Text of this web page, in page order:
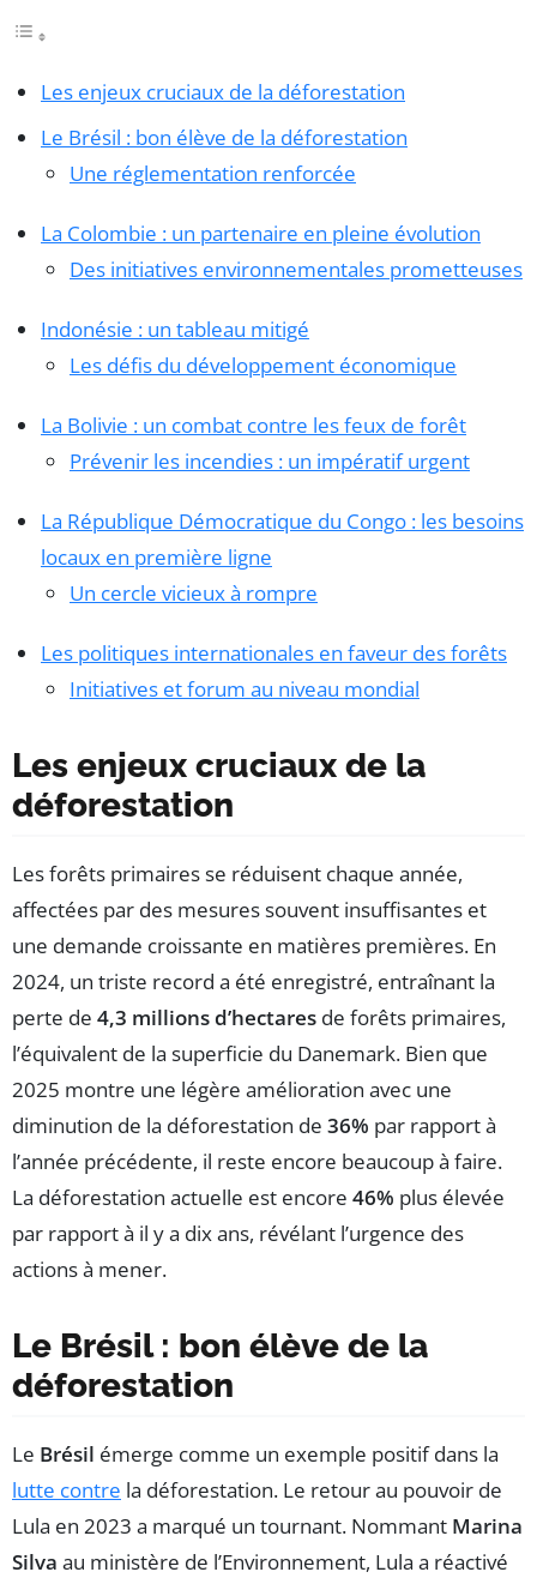
Les enjeux cruciaux de la déforestation
Le Brésil : bon élève de la déforestation
Une réglementation renforcée
La Colombie : un partenaire en pleine évolution
Des initiatives environnementales prometteuses
Indonésie : un tableau mitigé
Les défis du développement économique
La Bolivie : un combat contre les feux de forêt
Prévenir les incendies : un impératif urgent
La République Démocratique du Congo : les besoins
locaux en première ligne
Un cercle vicieux à rompre
Les politiques internationales en faveur des forêts
Initiatives et forum au niveau mondial
Les enjeux cruciaux de la
déforestation
Les forêts primaires se réduisent chaque année,
affectées par des mesures souvent insuffisantes et
une demande croissante en matières premières. En
2024, un triste record a été enregistré, entraînant la
perte de 4,3 millions d’hectares de forêts primaires,
l’équivalent de la superficie du Danemark. Bien que
2025 montre une légère amélioration avec une
diminution de la déforestation de 36% par rapport à
l’année précédente, il reste encore beaucoup à faire.
La déforestation actuelle est encore 46% plus élevée
par rapport à il y a dix ans, révélant l’urgence des
actions à mener.
Le Brésil : bon élève de la
déforestation
Le Brésil émerge comme un exemple positif dans la
lutte contre la déforestation. Le retour au pouvoir de
Lula en 2023 a marqué un tournant. Nommant Marina
Silva au ministère de l’Environnement, Lula a réactivé